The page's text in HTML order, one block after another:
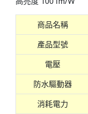
商品名稱
產品型號
電壓
防水驅動器
消耗電力